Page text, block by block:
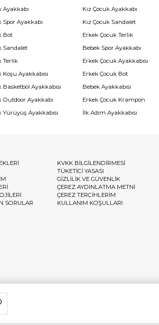
Ayakkabı
Spor Ayakkabı
Bot
Sandalet
Terlik
Koşu Ayakkabısı
Basketbol Ayakkabısı
Outdoor Ayakkabı
Yürüyüş Ayakkabısı
Kız Çocuk Ayakkabı
Kız Çocuk Sandalet
Erkek Çocuk Terlik
Bebek Spor Ayakkabı
Erkek Çocuk Ayakkabısı
Erkek Çocuk Bot
Bebek Ayakkabısı
Erkek Çocuk Krampon
İlk Adım Ayakkabısı
SORULAR
KVKK BİLGİLENDİRMESİ
TÜKETİCİ YASASI
GİZLİLİK VE GÜVENLİK
ÇEREZ AYDINLATMA METNİ
ÇEREZ TERCİHLERİM
KULLANIM KOŞULLARI